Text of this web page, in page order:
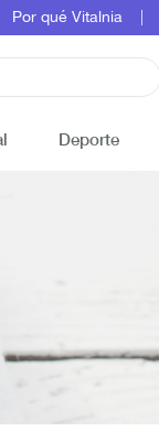
Por qué Vitalnia
Deporte